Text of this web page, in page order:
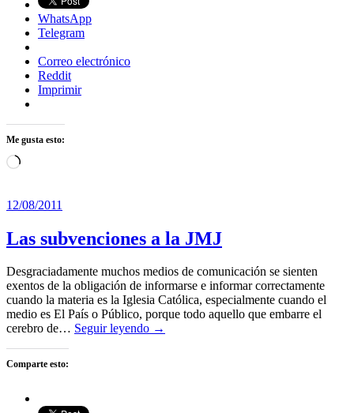
WhatsApp
Telegram
Correo electrónico
Reddit
Imprimir
Me gusta esto:
Cargando...
12/08/2011
Las subvenciones a la JMJ
Desgraciadamente muchos medios de comunicación se sienten
exentos de la obligación de informarse e informar correctamente
cuando la materia es la Iglesia Católica, especialmente cuando el
medio es El País o Público, porque todo aquello que embarre el
cerebro de… Seguir leyendo →
Comparte esto: